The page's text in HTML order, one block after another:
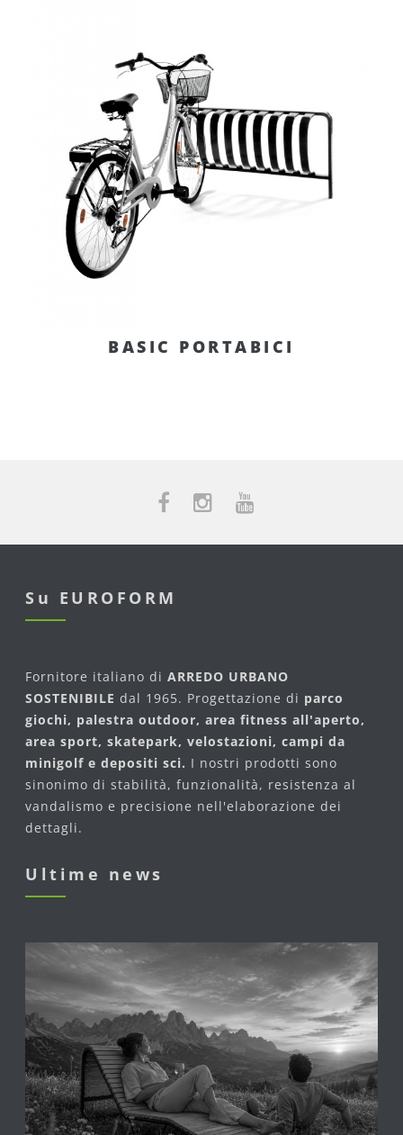
BASIC PORTABICI
Su EUROFORM
Fornitore italiano di ARREDO URBANO
SOSTENIBILE dal 1965. Progettazione di parco
giochi, palestra outdoor, area fitness all'aperto,
area sport, skatepark, velostazioni, campi da
minigolf e depositi sci. I nostri prodotti sono
sinonimo di stabilità, funzionalità, resistenza al
vandalismo e precisione nell'elaborazione dei
dettagli.
Ultime news